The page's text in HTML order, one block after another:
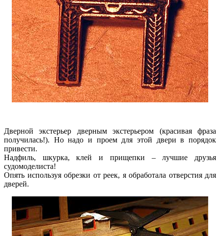
Дверной экстерьер дверным экстерьером (красивая фраза
получилась!). Но надо и проем для этой двери в порядок
привести.
Надфиль, шкурка, клей и прищепки – лучшие друзья
судомоделиста!
Опять используя обрезки от реек, я обработала отверстия для
дверей.